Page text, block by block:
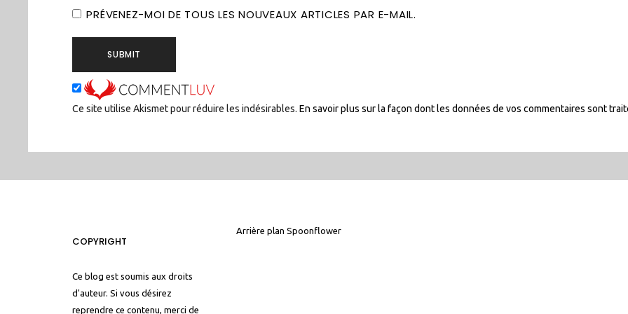
PRÉVENEZ-MOI DE TOUS LES NOUVEAUX ARTICLES PAR E-MAIL.
Ce site utilise Akismet pour réduire les indésirables.En savoir plus sur la façon dont les données de vos commentaires sont
COPYRIGHT
Ce blog est soumis aux droits
d'auteur. Si vous désirez
reprendre ce contenu, merci de
Arrière plan Spoonflower